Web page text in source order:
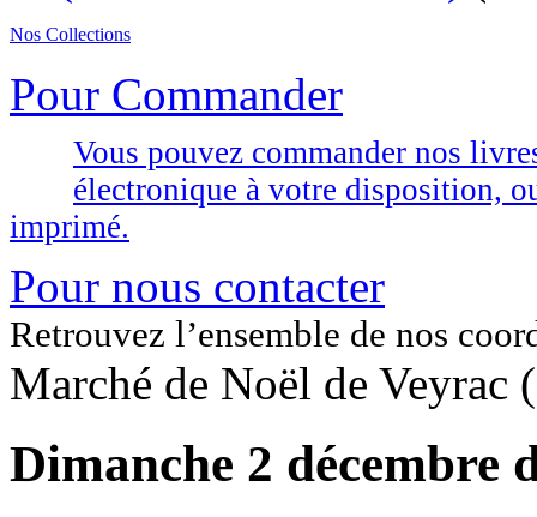
Nos Collections
Pour Commander
Vous pouvez commander nos
électronique à votre disposition,
imprimé.
Pour nous contacter
Retrouvez l’ensemble de nos
Marché de Noël de Veyrac
Dimanche 2 décembre